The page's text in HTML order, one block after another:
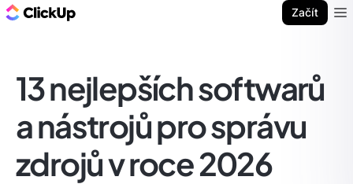
Začít
13 nejlepších softwarů
a nástrojů pro správu
zdrojů v roce 2026